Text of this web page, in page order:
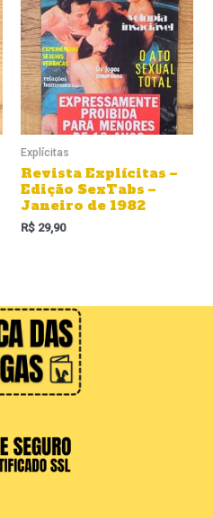
Explícitas
Revista Explícitas –
Edição SexTabs –
Janeiro de 1982
R$ 29,90